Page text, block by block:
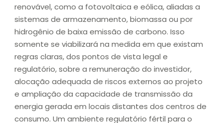
renovável, como a fotovoltaica e eólica, aliadas a
sistemas de armazenamento, biomassa ou por
hidrogênio de baixa emissão de carbono. Isso
somente se viabilizará na medida em que existam
regras claras, dos pontos de vista legal e
regulatório, sobre a remuneração do investidor,
alocação adequada de riscos externos ao projeto
e ampliação da capacidade de transmissão da
energia gerada em locais distantes dos centros de
consumo. Um ambiente regulatório fértil para o